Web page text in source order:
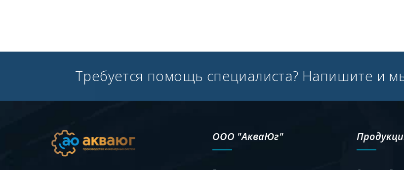
Требуется помощь специалиста? Напишите и
ООО "АкваЮг"